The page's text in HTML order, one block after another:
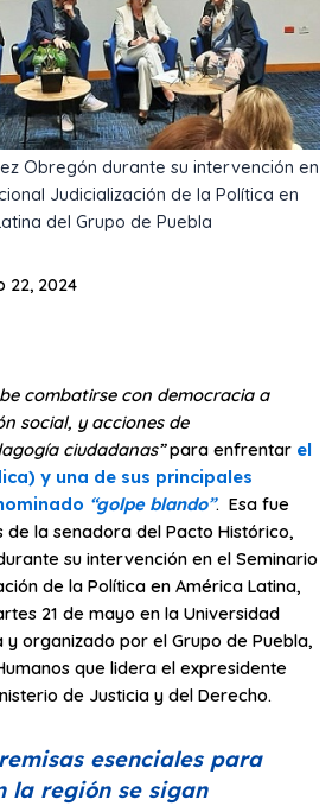
Obregón durante su intervención en
Judicialización de la Política en
del Grupo de Puebla
22, 2024
combatirse con democracia a
social, y acciones de
ciudadanas”para enfrentar el
y una de sus principales
“golpe blando”. Esa fue
de la senadora del Pacto Histórico,
su intervención en el Seminario
de la Política en América Latina,
21 de mayo en la Universidad
y organizado por el Grupo de Puebla,
que lidera el expresidente
de Justicia y del Derecho.
esenciales para
la región se sigan